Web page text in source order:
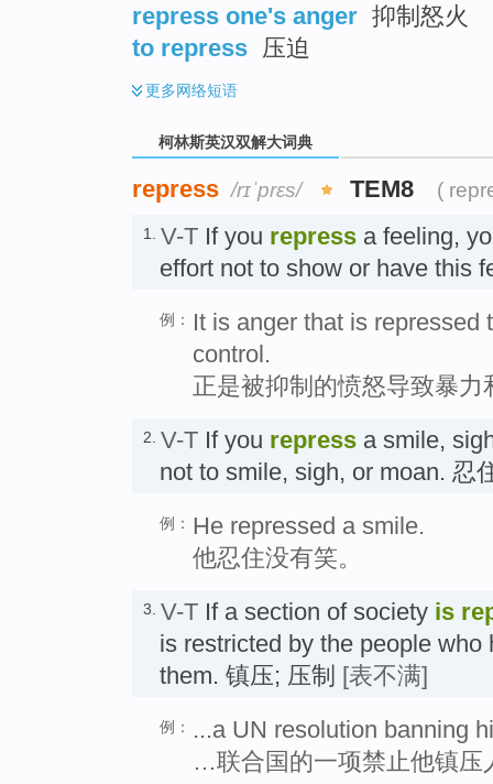
repress one's anger 抑制怒火
to repress 压迫
更多网络短语
柯林斯英汉双解大词典
repress /rɪˈprɛs/ TEM8 (
1. V-T If you repress a feeling,
effort not to show or have this
例：
It is anger that is
control.
正是被抑制的愤怒导致暴力
2. V-T If you repress a smile,
not to smile, sigh, or moan. 忍
例： He repressed a smile.
他忍住没有笑。
3. V-T If a section of society is
is restricted by the people who
them. 镇压; 压制 [表不满]
例：
...a UN resolution banning
…联合国的一项禁止他镇压